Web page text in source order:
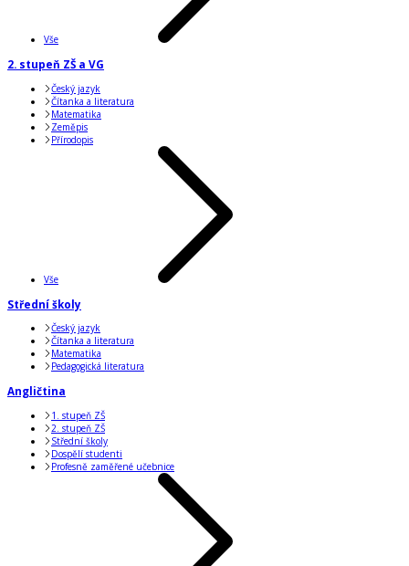
Vše
2. stupeň ZŠ a VG
Český jazyk
Čítanka a literatura
Matematika
Zeměpis
Přírodopis
Vše
Střední školy
Český jazyk
Čítanka a literatura
Matematika
Pedagogická literatura
Angličtina
1. stupeň ZŠ
2. stupeň ZŠ
Střední školy
Dospělí studenti
Profesně zaměřené učebnice